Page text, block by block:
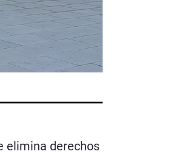
elimina derechos